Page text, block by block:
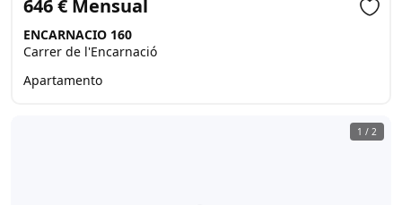
646 € Mensual
ENCARNACIO 160
Carrer de l'Encarnació
Apartamento
1 / 2